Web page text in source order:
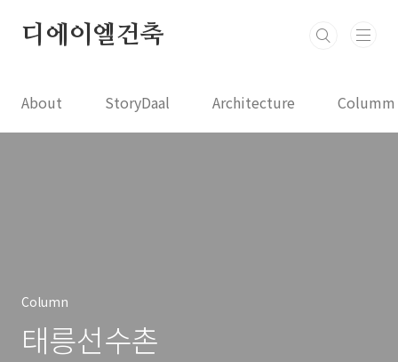
디에이엘건축
About StoryDaal Architecture Columm
Column
태릉선수촌